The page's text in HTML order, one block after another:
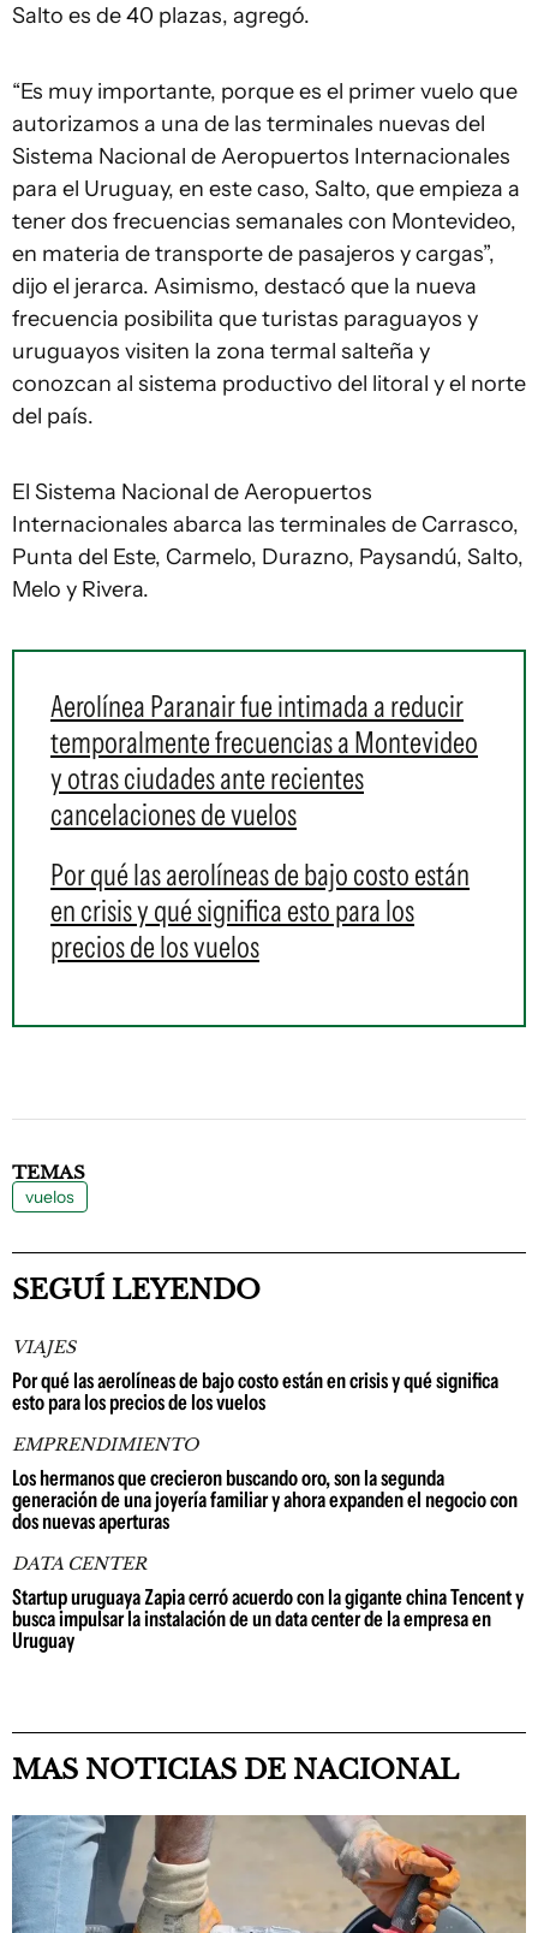
Salto es de 40 plazas, agregó.
“Es muy importante, porque es el primer vuelo que
autorizamos a una de las terminales nuevas del
Sistema Nacional de Aeropuertos Internacionales
para el Uruguay, en este caso, Salto, que empieza a
tener dos frecuencias semanales con Montevideo,
en materia de transporte de pasajeros y cargas”,
dijo el jerarca. Asimismo, destacó que la nueva
frecuencia posibilita que turistas paraguayos y
uruguayos visiten la zona termal salteña y
conozcan al sistema productivo del litoral y el norte
del país.
El Sistema Nacional de Aeropuertos
Internacionales abarca las terminales de Carrasco,
Punta del Este, Carmelo, Durazno, Paysandú, Salto,
Melo y Rivera.
Aerolínea Paranair fue intimada a reducir
temporalmente frecuencias a Montevideo
y otras ciudades ante recientes
cancelaciones de vuelos
Por qué las aerolíneas de bajo costo están
en crisis y qué significa esto para los
precios de los vuelos
TEMAS
vuelos
SEGUÍ LEYENDO
VIAJES
Por qué las aerolíneas de bajo costo están en crisis y qué significa
esto para los precios de los vuelos
EMPRENDIMIENTO
Los hermanos que crecieron buscando oro, son la segunda
generación de una joyería familiar y ahora expanden el negocio con
dos nuevas aperturas
DATA CENTER
Startup uruguaya Zapia cerró acuerdo con la gigante china Tencent y
busca impulsar la instalación de un data center de la empresa en
Uruguay
MAS NOTICIAS DE NACIONAL